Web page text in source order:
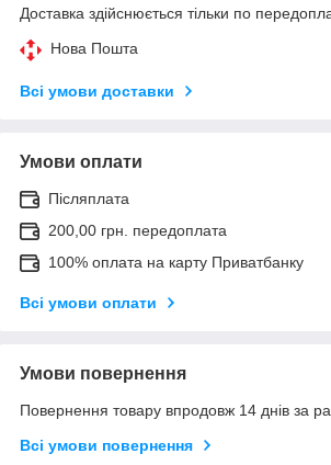
Доставка здійснюється тільки по
Нова Пошта
Всі умови доставки
Умови оплати
Післяплата
200,00 грн. передоплата
100% оплата на карту Приватбанку
Всі умови оплати
Умови повернення
Повернення товару впродовж 14 днів за
Всі умови повернення